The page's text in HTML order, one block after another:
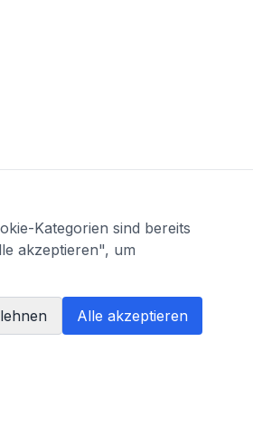
Kategorien sind bereits
akzeptieren", um
Alle akzeptieren